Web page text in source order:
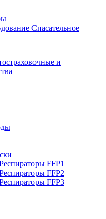
Спасательное
и
FFP1
FFP2
FFP3